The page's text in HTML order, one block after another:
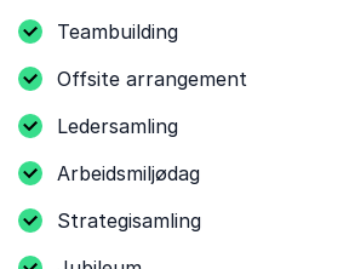
Teambuilding
Offsite arrangement
Ledersamling
Arbeidsmiljødag
Strategisamling